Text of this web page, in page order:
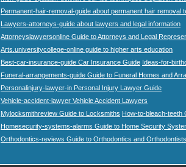
Permanent-hair-removal-guide about permanent hair removal
Lawyers-attorneys-guide about lawyers and legal information
Attorneyslawyersonline Guide to Attorneys and Legal
Arts.universitycollege-online guide to higher arts education
Best-car-insurance-guide Car Insurance Guide Ideas-for-
Funeral-arrangements-guide Guide to Funeral Homes and
Personalinjury-lawyer-in Personal Injury Lawyer Guide
Vehicle-accident-lawyer Vehicle Accident Lawyers
Mylocksmithreview Guide to Locksmiths How-to-bleach-teeth
Homesecurity-systems-alarms Guide to Home Security
Orthodontics-reviews Guide to Orthodontics and Orthodontists